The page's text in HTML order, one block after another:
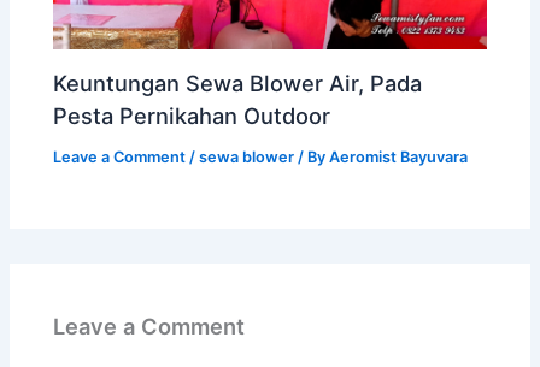
Keuntungan Sewa Blower Air, Pada
Pesta Pernikahan Outdoor
Leave a Comment /sewa blower / ByAeromist Bayuvara
Leave a Comment